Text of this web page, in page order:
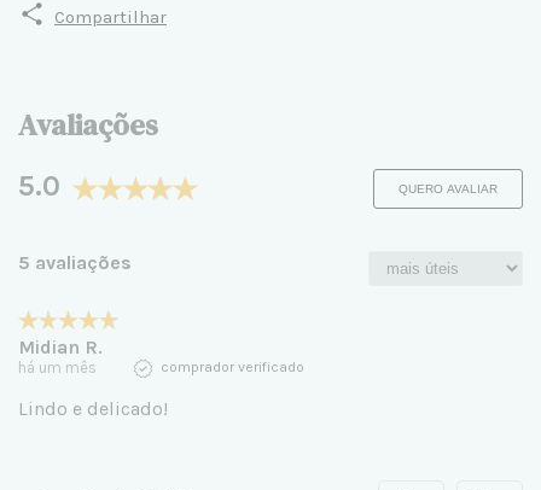
Compartilhar
Avaliações
5.0 QUERO AVALIAR
5 avaliações
Midian R.
há um mês comprador verificado
Lindo e delicado!